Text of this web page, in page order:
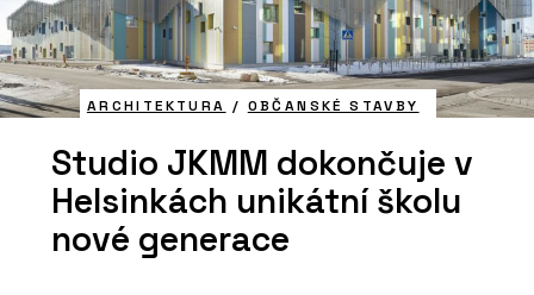
ARCHITEKTURA / OBČANSKÉ STAVBY
Studio JKMM dokončuje v
Helsinkách unikátní školu
nové generace